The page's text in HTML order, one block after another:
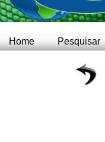
Home Pesquisar